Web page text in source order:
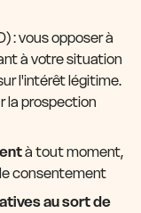
: vous opposer à
à votre situation
l'intérêt légitime.
la prospection
à tout moment,
consentement
au sort de